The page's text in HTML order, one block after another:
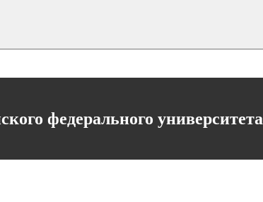
федерального университета